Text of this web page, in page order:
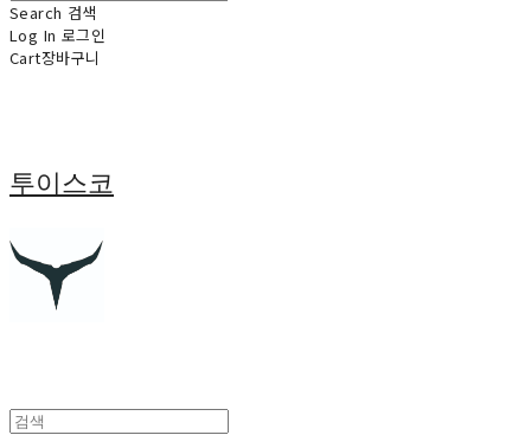
Search 검색
Log In 로그인
Cart장바구니
투이스코